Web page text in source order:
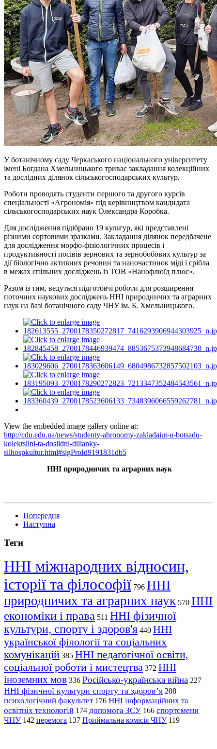
У ботанічному саду Черкаського національного університету
імені Богдана Хмельницького триває закладання колекційних
та дослідних ділянок сільськогосподарських культур.
Роботи проводять студенти першого та другого курсів
спеціальності «Агрономія» під керівництвом кандидата
сільськогосподарських наук Олександра Коробка.
Для дослідження підібрано 19 культур, які представлені
різними сортовими зразками. Закладання ділянок передбачене
для дослідження морфо-фізіологічних процесів і
продуктивності посівів зернових та зернобобових культур за
дії біологічно активних речовин та наночастинок міді і срібла
в межах спільних досліджень із ТОВ «Нанофлюїд плюс».
Разом із тим, ведуться підготовчі роботи для розширення
поточних наукових досліджень ННІ природничих та аграрних
наук на базі ботанічного саду ЧНУ ім. Б. Хмельницького.
View the embedded image gallery online at:
http://cdu.edu.ua/news/studenty-ahronomy-zakladaiut-u-botsadu-
kolektsiini-ta-doslidni-dilianky-
silhospkultur.html#sigProId9191831db5
ННІ природничих та аграрних наук
Попередня
Наступна
Теги
ННІ міжнародних відносин,
історії та філософії 796 ННІ
природничих та аграрних наук 570 ННІ
економіки і права 511 ННІ фізичної
культури, спорту і здоров'я 440 ННІ
української філології та соціальних
комунікацій 385 ННІ педагогічної освіти,
соціальної роботи і мистецтва 372 ННІ
іноземних мов 336 Російсько-українська війна 227
ННІ фізичної культури спорту та здоров’я 208
психологічний факультет 176 ННІ інформаційних та
освітніх технологій 174 допомога ЗСУ 166 спортсмени
ЧНУ 142 перемога 137 Приймальна комісія ЧНУ 119